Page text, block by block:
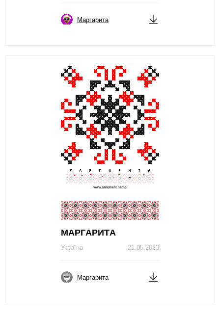
Маргарита
МAРГAРИТA
21.05.2023
Україна
Маргарита